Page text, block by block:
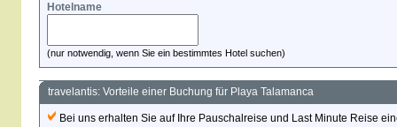
Hotelname
(nur notwendig, wenn Sie ein bestimmtes Hotel suchen)
travelantis: Vorteile einer Buchung für Playa Talamanca
Bei uns erhalten Sie auf Ihre Pauschalreise und Last Minute Reise